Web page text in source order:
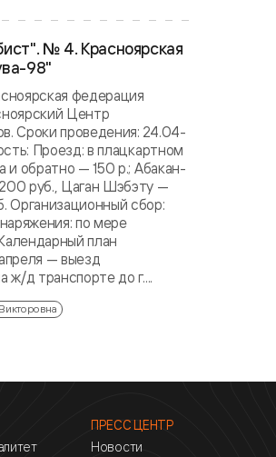
№ 4. Красноярская
98"
федерация
Центр
Сроки проведения: 24.04-
Проезд: в плацкартном
и обратно — 150 р.; Абакан-
руб., Цаган Шэбэту —
Организационный сбор:
по мере
план
— выезд
ж/д транспорте до г....
ПРЕСС ЦЕНТР
Новости